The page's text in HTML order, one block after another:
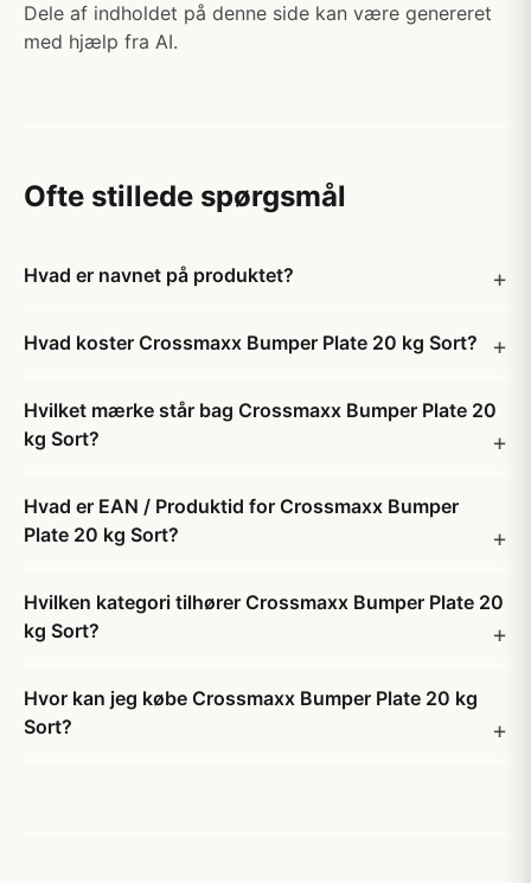
Dele af indholdet på denne side kan være genereret
med hjælp fra AI.
Ofte stillede spørgsmål
Hvad er navnet på produktet?
Hvad koster Crossmaxx Bumper Plate 20 kg Sort?
Hvilket mærke står bag Crossmaxx Bumper Plate 20
kg Sort?
Hvad er EAN / Produktid for Crossmaxx Bumper
Plate 20 kg Sort?
Hvilken kategori tilhører Crossmaxx Bumper Plate 20
kg Sort?
Hvor kan jeg købe Crossmaxx Bumper Plate 20 kg
Sort?